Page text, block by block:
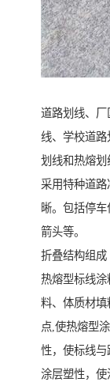
道路划线、厂
线、学校道
划线和热熔划
采用特种道
晰。包括停
箭头等。
折叠结构组成
热熔型标线
料、体质材
点,使热熔型
性，使标线与
涂层塑性，